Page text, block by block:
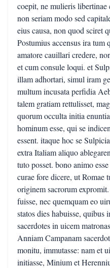
coepit, ne mulieris libertinae
non seriam modo sed
eius causa, non quod sciret
Postumius accensus ira tum
amatore cauillari credere,
et cum consule loqui. et
illam adhortari, simul iram
multum incusata perfidia
talem gratiam rettulisset,
quorum occulta initia
hominum esse, qui se
essent. itaque hoc se
extra Italiam aliquo
tuto posset. bono animo
curae fore dicere, ut Romae
originem sacrorum
fuisse, nec quemquam eo
statos dies habuisse,
sacerdotes in uicem
Anniam Campanam
monitu, immutasse: nam et
initiasse, Minium et